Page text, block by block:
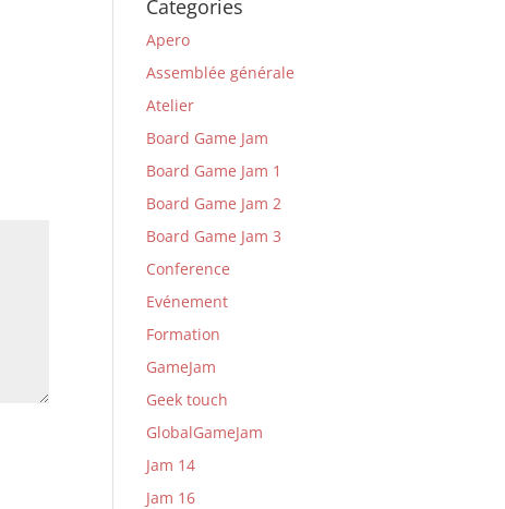
Categories
Apero
Assemblée générale
Atelier
Board Game Jam
Board Game Jam 1
Board Game Jam 2
Board Game Jam 3
Conference
Evénement
Formation
GameJam
Geek touch
GlobalGameJam
Jam 14
Jam 16